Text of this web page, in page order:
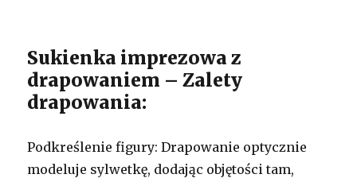
Sukienka imprezowa z
drapowaniem – Zalety
drapowania:
Podkreślenie figury: Drapowanie optycznie
modeluje sylwetkę, dodając objętości tam,